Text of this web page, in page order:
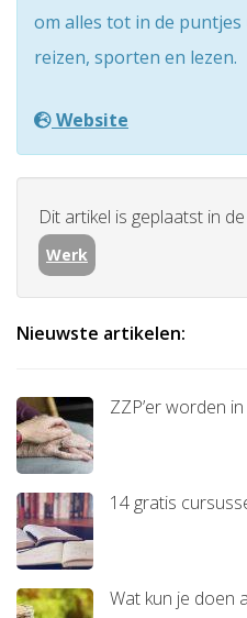
om alles tot in de puntjes
reizen, sporten en lezen.
Website
Dit artikel is geplaatst in
Werk
Nieuwste artikelen:
ZZP’er worden
14 gratis
Wat kun je doen